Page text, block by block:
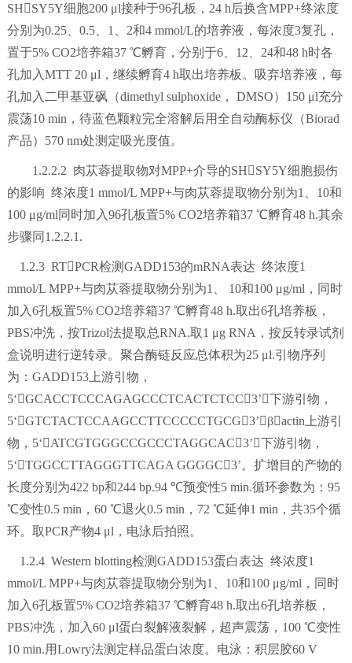
SHSY5Y细胞200 μl接种于96孔板，24 h后换含MPP+终浓度
分别为0.25、0.5、1、2和4 mmol/L的培养液，每浓度3复孔，
置于5% CO2培养箱37 ℃孵育，分别于6、12、24和48 h时各
孔加入MTT 20 μl，继续孵育4 h取出培养板。吸弃培养液，每
孔加入二甲基亚砜（dimethyl sulphoxide， DMSO）150 μl充分
震荡10 min，待蓝色颗粒完全溶解后用全自动酶标仪（Biorad
产品）570 nm处测定吸光度值。
1.2.2.2 肉苁蓉提取物对MPP+介导的SHSY5Y细胞损伤
的影响 终浓度1 mmol/L MPP+与肉苁蓉提取物分别为1、10和
100 μg/ml同时加入96孔板置5% CO2培养箱37 ℃孵育48 h.其余
步骤同1.2.2.1.
1.2.3 RTPCR检测GADD153的mRNA表达 终浓度1
mmol/L MPP+与肉苁蓉提取物分别为1、 10和100 μg/ml，同时
加入6孔板置5% CO2培养箱37 ℃孵育48 h.取出6孔培养板，
PBS冲洗，按Trizol法提取总RNA.取1 μg RNA，按反转录试剂
盒说明进行逆转录。聚合酶链反应总体积为25 μl.引物序列
为：GADD153上游引物，
5‘GCACCTCCCAGAGCCCTCACTCTCC3’；下游引物，
5‘GTCTACTCCAAGCCTTCCCCCTGCG3’；βactin上游引
物，5‘ATCGTGGGCCGCCCTAGGCAC3’；下游引物，
5‘TGGCCTTAGGGTTCAGA GGGGC3’。扩增目的产物的
长度分别为422 bp和244 bp.94 ℃预变性5 min.循环参数为：95
℃变性0.5 min，60 ℃退火0.5 min，72 ℃延伸1 min，共35个循
环。取PCR产物4 μl，电泳后拍照。
1.2.4 Western blotting检测GADD153蛋白表达 终浓度1
mmol/L MPP+与肉苁蓉提取物分别为1、10和100 μg/ml，同时
加入6孔板置5% CO2培养箱37 ℃孵育48 h.取出6孔培养板，
PBS冲洗，加入60 μl蛋白裂解液裂解，超声震荡，100 ℃变性
10 min.用Lowry法测定样品蛋白浓度。电泳：积层胶60 V